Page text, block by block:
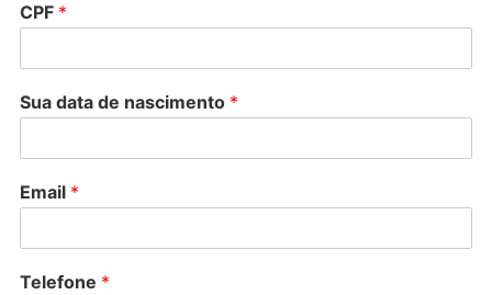
CPF *
Sua data de nascimento *
Email *
Telefone *